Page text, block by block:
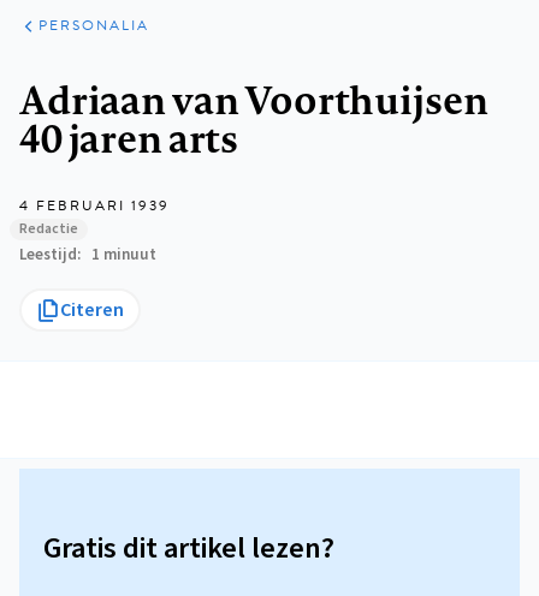
ARTIKELEN
VARIA
PERSONALIA
Adriaan van Voorthuijsen
40 jaren arts
4 FEBRUARI 1939
Redactie
Leestijd 1 minuut
Citeren
Gratis dit artikel lezen?